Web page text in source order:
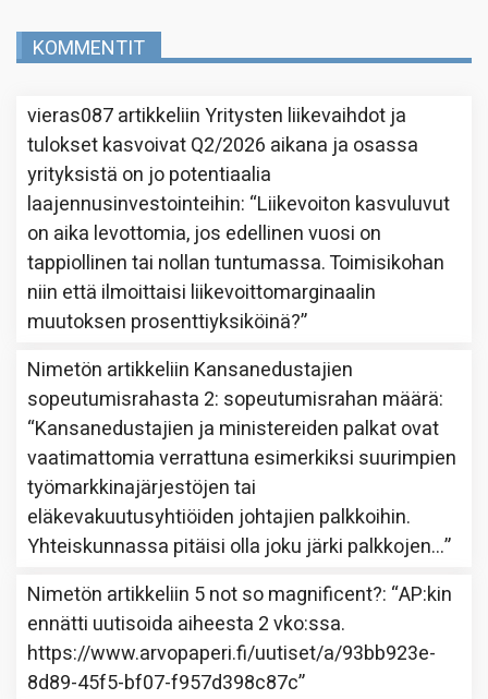
KOMMENTIT
vieras087artikkeliinYritysten liikevaihdot ja
tulokset kasvoivat Q2/2026 aikana ja osassa
yrityksistä on jo potentiaalia
laajennusinvestointeihin: “Liikevoiton kasvuluvut
on aika levottomia, jos edellinen vuosi on
tappiollinen tai nollan tuntumassa. Toimisikohan
niin että ilmoittaisi liikevoittomarginaalin
muutoksen prosenttiyksiköinä?”
Nimetön artikkeliin Kansanedustajien
sopeutumisrahasta 2: sopeutumisrahan määrä:
“Kansanedustajien ja ministereiden palkat ovat
vaatimattomia verrattuna esimerkiksi suurimpien
työmarkkinajärjestöjen tai
eläkevakuutusyhtiöiden johtajien palkkoihin.
Yhteiskunnassa pitäisi olla joku järki palkkojen…”
Nimetön artikkeliin 5 not so magnificent?: “AP:kin
ennätti uutisoida aiheesta 2 vko:ssa.
https://www.arvopaperi.fi/uutiset/a/93bb923e-
8d89-45f5-bf07-f957d398c87c”